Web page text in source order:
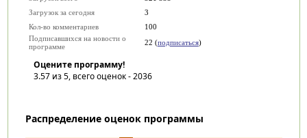
Загрузок за сегодня
3
Кол-во комментариев
100
Подписавшихся на новости о
программе
22 (подписаться)
Оцените программу!
3.57из 5, всего оценок -2036
Распределение оценок программы